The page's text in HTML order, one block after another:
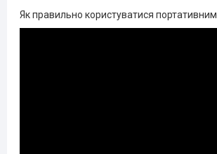
Як правильно користуватися портативним